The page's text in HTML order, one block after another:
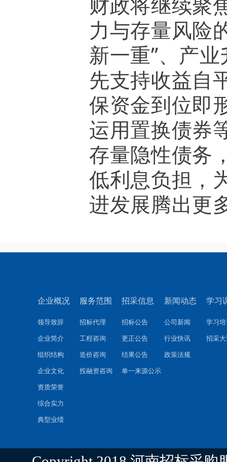
力与存量风险
新一重”、产
先支持收益自
保资金到位即
运用置换债券
存量隐性债务
低利息负担，
进发展腾出更
企业概况
领导致辞
企业简介
组织结构
企业文化
资质荣誉
综合实力
典型业绩
服务范围
招标代理
工程咨询
造价咨询
投融资咨询
招采信息
招标公告
更正公告
结果公告
单一来源公示
新闻动态
公司新闻
行业快讯
政策法规
学习
学习
招采